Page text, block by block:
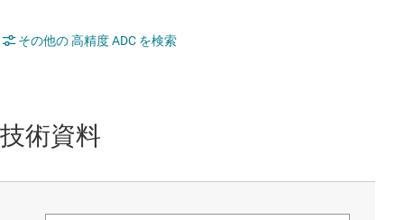
その他の 高精度 ADC を検索
技術資料